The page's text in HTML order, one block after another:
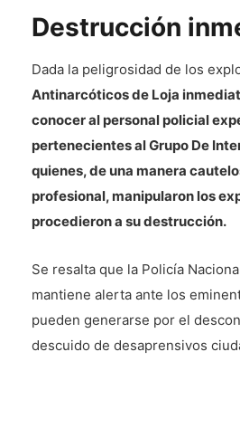
Destrucción
Dada la peligrosidad de los
Antinarcóticos de Loja
conocer al personal policial
pertenecientes al Grupo De
quienes, de una manera
profesional, manipularon los
procedieron a su destrucción.
Se resalta que la Policía
mantiene alerta ante los
pueden generarse por el
descuido de desaprensivos